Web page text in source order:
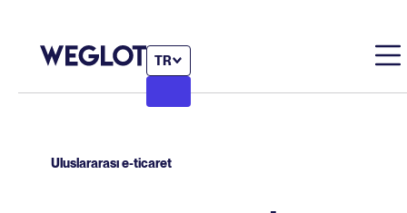
TR
Uluslararası e-ticaret